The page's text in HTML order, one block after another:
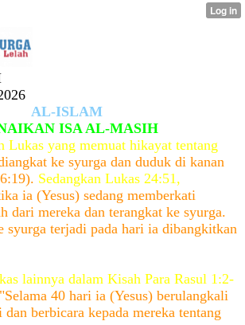
AL-ISLAM
ISA AL-MASIH
Lukas yang memuat hikayat tentang
ke syurga dan duduk di kanan
Sedangkan Lukas 24:51,
ia (Yesus) sedang memberkati
dari mereka dan terangkat ke syurga.
syurga terjadi pada hari ia dibangkitkan
lainnya dalam Kisah Para Rasul 1:2-
"Selama 40 hari ia (Yesus) berulangkali
berbicara kepada mereka tentang